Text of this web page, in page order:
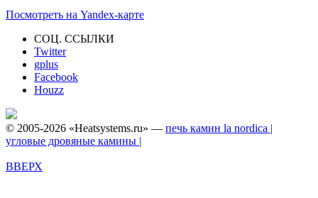
Посмотреть на Yandex-карте
СОЦ. ССЫЛКИ
Twitter
gplus
Facebook
Houzz
© 2005-2026 «Heatsystems.ru» — печь камин la nordica |
угловые дровяные камины |
ВВЕРХ